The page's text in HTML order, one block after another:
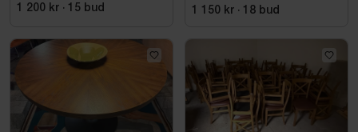
1 200 kr · 15 bud 1 150 kr · 18 bud